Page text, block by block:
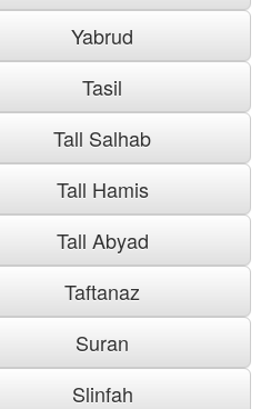
Yabrud
Tasil
Tall Salhab
Tall Hamis
Tall Abyad
Taftanaz
Suran
Slinfah